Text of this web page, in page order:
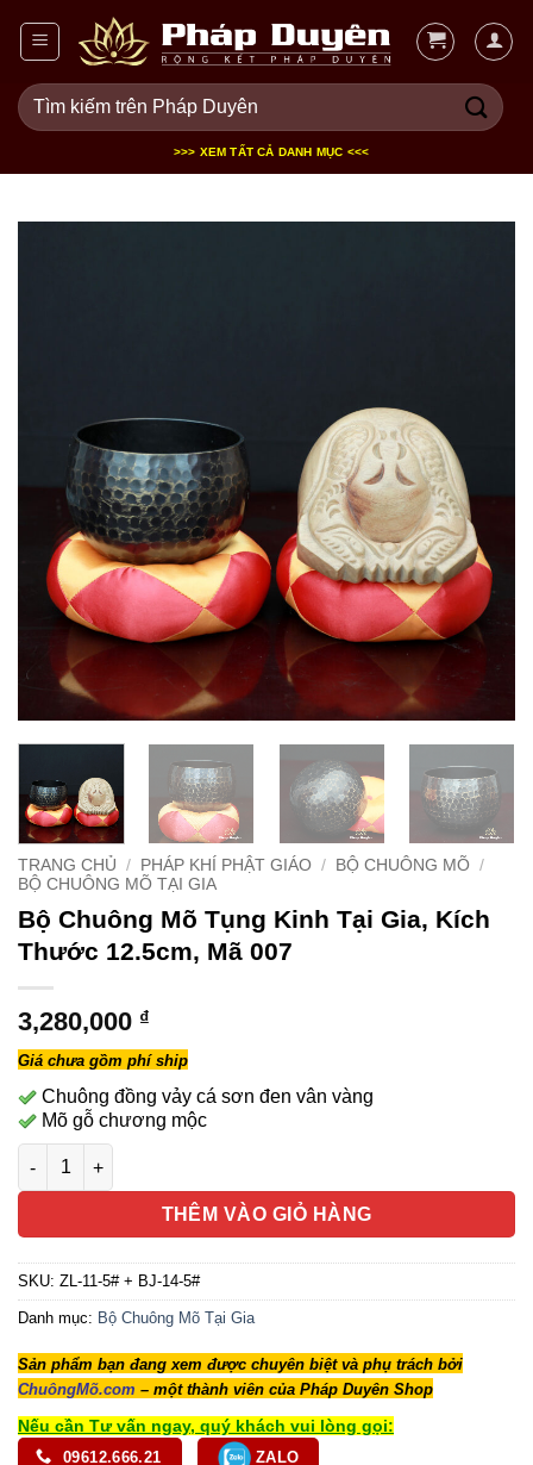
dung
Tìm
kiếm:
>>> XEM TẤT CẢ DANH MỤC <<<
TRANG CHỦ / PHÁP KHÍ PHẬT GIÁO / BỘ CHUÔNG MÕ /
BỘ CHUÔNG MÕ TẠI GIA
Bộ Chuông Mõ Tụng Kinh Tại Gia, Kích
Thước 12.5cm, Mã 007
3,280,000 ₫
Giá chưa gồm phí ship
Chuông đồng vảy cá sơn đen vân vàng
Mõ gỗ chương mộc
Bộ Chuông Mõ Tụng Kinh Tại Gia, Kích Thước 12.5cm, Mã
THÊM VÀO GIỎ HÀNG
SKU: ZL-11-5# + BJ-14-5#
Danh mục: Bộ Chuông Mõ Tại Gia
Sản phẩm bạn đang xem được chuyên biệt và phụ trách bởi
ChuôngMõ.com – một thành viên của Pháp Duyên Shop
Nếu cần Tư vấn ngay, quý khách vui lòng gọi:
09612.666.21 ZALO